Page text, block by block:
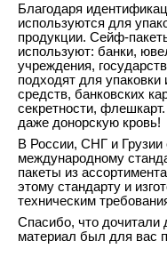
Благодаря
используются для
продукции. Сейф-
используют: банки,
учреждения,
подходят для
средств, банковских
секретности,
даже донорскую кровь!
В России, СНГ и Грузии
международному
пакеты из
этому стандарту и
техническим
Спасибо, что
материал был для вас